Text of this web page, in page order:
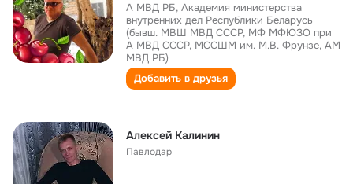
А МВД РБ, Академия министерства
внутренних дел Республики Беларусь
(бывш. МВШ МВД СССР, МФ МФЮЗО при
А МВД СССР, МССШМ им. М.В. Фрунзе, АМ
МВД РБ)
Добавить в друзья
Алексей Калинин
Павлодар